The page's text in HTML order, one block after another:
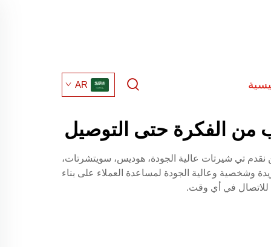
AR
الفكرة حتى التوصيل
تي شيرتات عالية الجودة، هوديس، سويتشرتات،
وعالية الجودة لمساعدة العملاء على بناء
للاتصال في أي وقت.